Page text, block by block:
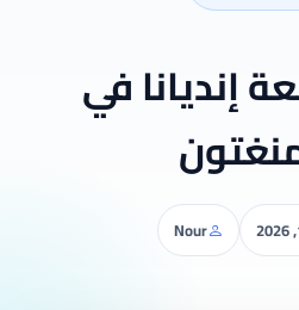
إنديانا في
Nour